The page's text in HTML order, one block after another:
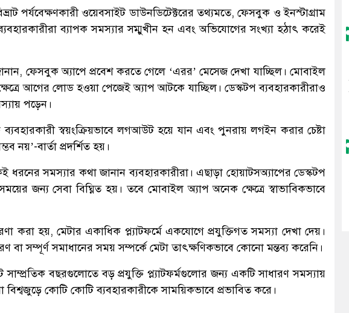
পর্যবেক্ষণকারী ওয়েবসাইট ডাউনডিটেক্টরের তথ্যমতে, ফেসবুক ও ইনস্টাগ্রাম
ব্যাপক সমস্যার সম্মুখীন হন এবং অভিযোগের সংখ্যা হঠাৎ করেই
ফেসবুক অ্যাপে প্রবেশ করতে গেলে ‘এরর’ মেসেজ দেখা যাচ্ছিল। মোবাইল
আগের লোড হওয়া পেজেই অ্যাপ আটকে যাচ্ছিল। ডেস্কটপ ব্যবহারকারীরাও
পড়েন।
ব্যবহারকারী স্বয়ংক্রিয়ভাবে লগআউট হয়ে যান এবং পুনরায় লগইন করার চেষ্টা
নয়’-বার্তা প্রদর্শিত হয়।
ধরনের সমস্যার কথা জানান ব্যবহারকারীরা। এছাড়া হোয়াটসঅ্যাপের ডেস্কটপ
জন্য সেবা বিঘ্নিত হয়। তবে মোবাইল অ্যাপ অনেক ক্ষেত্রে স্বাভাবিকভাবে
করা হয়, মেটার একাধিক প্ল্যাটফর্মে একযোগে প্রযুক্তিগত সমস্যা দেখা দেয়।
বা সম্পূর্ণ সমাধানের সময় সম্পর্কে মেটা তাৎক্ষণিকভাবে কোনো মন্তব্য করেনি।
সাম্প্রতিক বছরগুলোতে বড় প্রযুক্তি প্ল্যাটফর্মগুলোর জন্য একটি সাধারণ সমস্যায়
বিশ্বজুড়ে কোটি কোটি ব্যবহারকারীকে সাময়িকভাবে প্রভাবিত করে।